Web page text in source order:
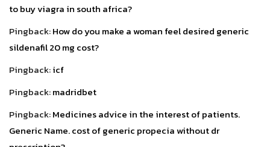
to buy viagra in south africa?
Pingback:How do you make a woman feel desired generic
sildenafil 20 mg cost?
Pingback:icf
Pingback:madridbet
Pingback:Medicines advice in the interest of patients.
Generic Name. cost of generic propecia without dr